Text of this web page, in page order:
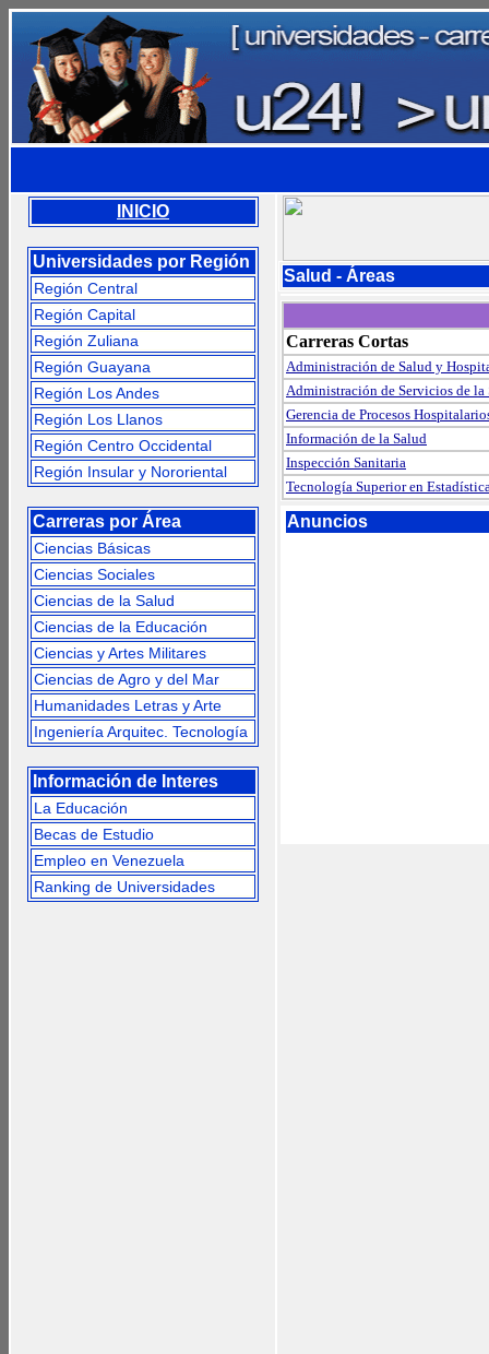
INICIO
Universidades por Región
Región Central
Región Capital
Región Zuliana
Región Guayana
Región Los Andes
Región Los Llanos
Región Centro Occidental
Región Insular y Nororiental
Carreras por Área
Ciencias Básicas
Ciencias Sociales
Ciencias de la Salud
Ciencias de la Educación
Ciencias y Artes Militares
Ciencias de Agro y del Mar
Humanidades Letras y Arte
Ingeniería Arquitec. Tecnología
Información de Interes
La Educación
Becas de Estudio
Empleo en Venezuela
Ranking de Universidades
Salud - Áreas
Carreras Cortas
Administración de Salud y
Administración de Servicios de la
Gerencia de Procesos
Información de la Salud
Inspección Sanitaria
Tecnología Superior en
Anuncios